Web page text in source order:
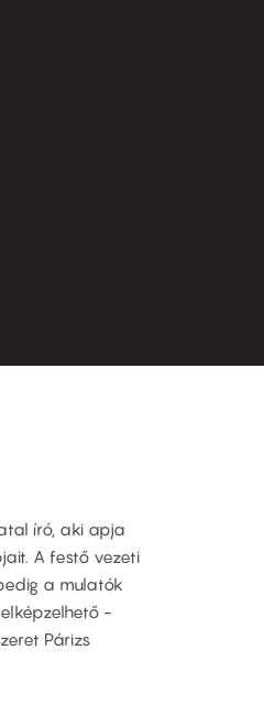
író, aki apja
A festő vezeti
a mulatók
-
Párizs